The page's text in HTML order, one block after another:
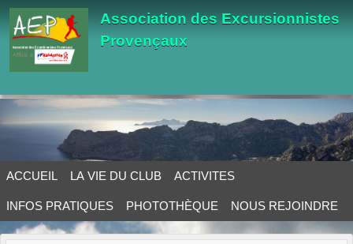
Association des Excursionnistes
Provençaux
ACCUEIL LA VIE DU CLUB ACTIVITES
INFOS PRATIQUES PHOTOTHÈQUE NOUS REJOINDRE
Panneau de gestion des cookies